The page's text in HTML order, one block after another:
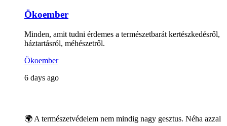
Ökoember
Minden, amit tudni érdemes a természetbarát kertészkedésről,
háztartásról, méhészetről.
Ökoember
6 days ago
🌍 A természetvédelem nem mindig nagy gesztus. Néha azzal